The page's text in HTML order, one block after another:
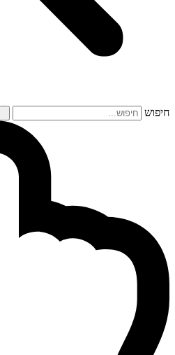
חיפוש